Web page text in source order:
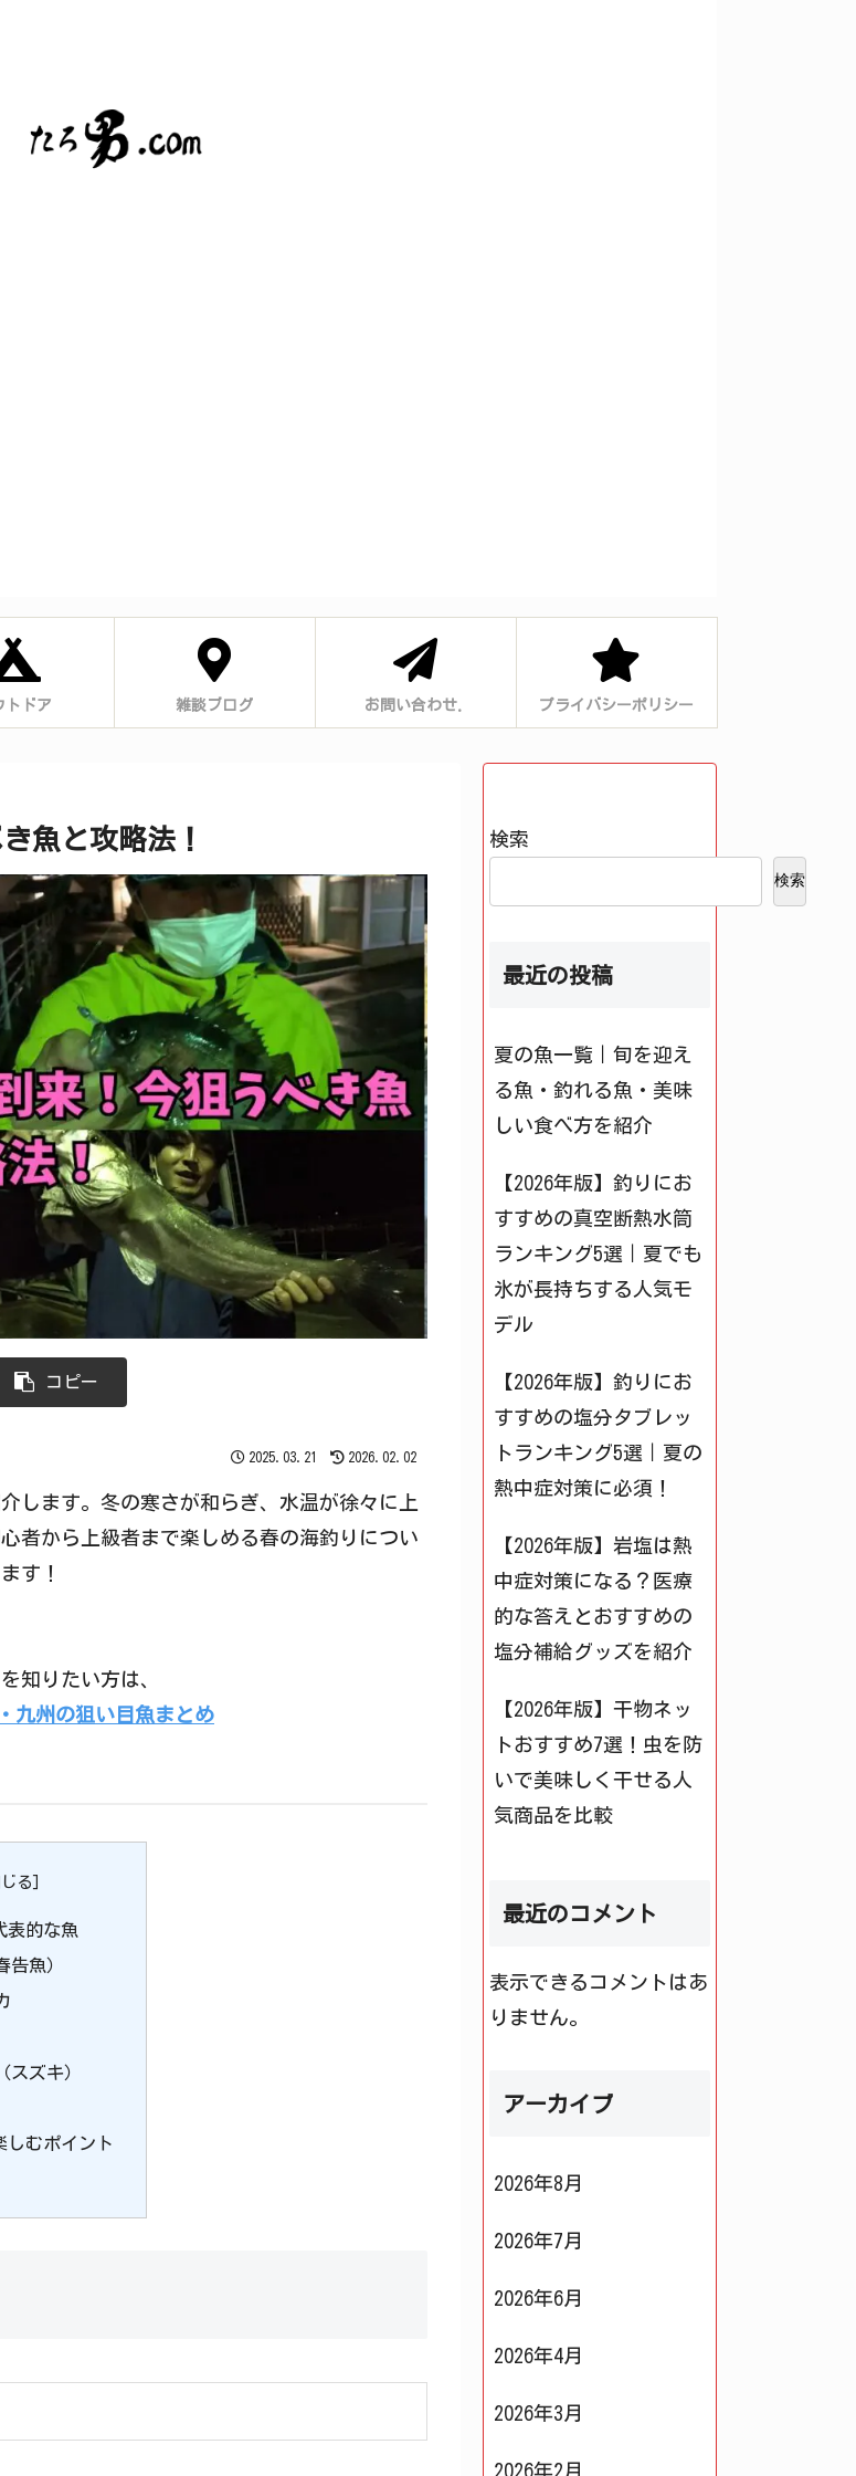
トドア 雑談ブログ お問い合わせ. プライバシーポリシー
魚と攻略法！
コピー
2025.03.21 2026.02.02
します。冬の寒さが和らぎ、水温が徐々に上
者から上級者まで楽しめる春の海釣りについ
す！
知りたい方は、
九州の狙い目魚まとめ
表的な魚
魚）
ズキ）
しむポイント
検索
検索
最近の投稿
夏の魚一覧｜旬を迎え
る魚・釣れる魚・美味
しい食べ方を紹介
【2026年版】釣りにお
すすめの真空断熱水筒
ランキング5選｜夏でも
氷が長持ちする人気モ
デル
【2026年版】釣りにお
すすめの塩分タブレッ
トランキング5選｜夏の
熱中症対策に必須！
【2026年版】岩塩は熱
中症対策になる？医療
的な答えとおすすめの
塩分補給グッズを紹介
【2026年版】干物ネッ
トおすすめ7選！虫を防
いで美味しく干せる人
気商品を比較
最近のコメント
表示できるコメントはあ
りません。
アーカイブ
2026年8月
2026年7月
2026年6月
2026年4月
2026年3月
2026年2月